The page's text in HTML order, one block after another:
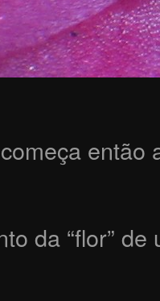
então
da “flor”